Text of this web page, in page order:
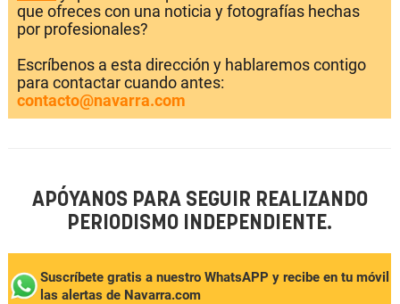
que ofreces con una noticia y fotografías hechas
por profesionales?
Escríbenos a esta dirección y hablaremos contigo
para contactar cuando antes:
contacto@navarra.com
APÓYANOS PARA SEGUIR REALIZANDO
PERIODISMO INDEPENDIENTE.
Suscríbete gratis a nuestro WhatsAPP y recibe en tu móvil
las alertas de Navarra.com